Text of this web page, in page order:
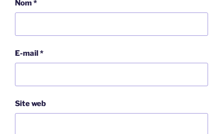
Nom*
E-mail*
Site web